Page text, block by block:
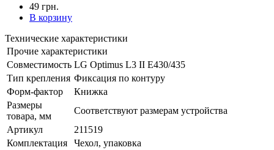
49 грн.
В корзину
Технические характеристики
Прочие характеристики
Совместимость LG Optimus L3 II E430/435
Тип крепления Фиксация по контуру
Форм-фактор
Книжка
Размеры
товара, мм
Соответствуют размерам устройства
Артикул
211519
Комплектация
Чехол, упаковка